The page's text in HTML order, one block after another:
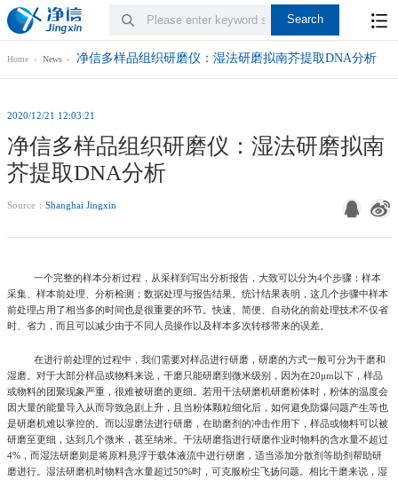
Home News 净信多样品组织研磨仪：湿法研磨拟南芥提取DNA分析
2020/12/21 12:03:21
净信多样品组织研磨仪：湿法研磨拟南
芥提取DNA分析
Source：Shanghai Jingxin
一个完整的样本分析过程，从采样到写出分析报告，大致可以分为4个步骤：样本
采集、样本前处理、分析检测；数据处理与报告结果。统计结果表明，这几个步骤中样本
前处理占用了相当多的时间也是很重要的环节。快速、简便、自动化的前处理技术不仅省
时、省力，而且可以减少由于不同人员操作以及样本多次转移带来的误差。
在进行前处理的过程中，我们需要对样品进行研磨，研磨的方式一般可分为干磨和
湿磨。对于大部分样品或物料来说，干磨只能研磨到微米级别，因为在20μm以下，样品
或物料的团聚现象严重，很难被研磨的更细。若用干法研磨机研磨粉体时，粉体的温度会
因大量的能量导入从而导致急剧上升，且当粉体颗粒细化后，如何避免防爆问题产生等也
是研磨机难以掌控的。而以湿磨法进行研磨，在助磨剂的冲击作用下，样品或物料可以被
研磨至更细，达到几个微米，甚至纳米。干法研磨指进行研磨作业时物料的含水量不超过
4%，而湿法研磨则是将原料悬浮于载体液流中进行研磨，适当添加分散剂等助剂帮助研
磨进行。湿法研磨机时物料含水量超过50%时，可克服粉尘飞扬问题。相比干磨来说，湿